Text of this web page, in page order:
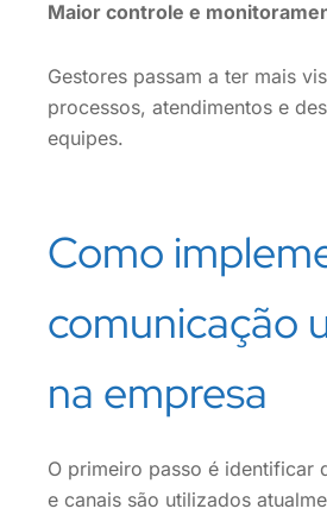
Maior controle e
Gestores passam a ter mais
processos, atendimentos e
equipes.
Como
comunicação
na empresa
O primeiro passo é identificar
e canais são utilizados